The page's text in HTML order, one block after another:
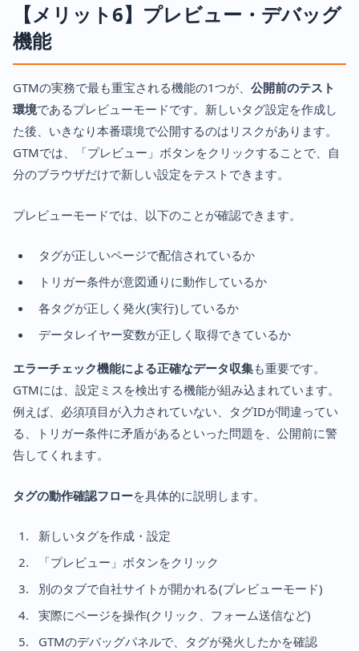
【メリット6】プレビュー・デバッグ
機能
GTMの実務で最も重宝される機能の1つが、 公開前のテスト
環境であるプレビューモードです。新しいタグ設定を作成し
た後、いきなり本番環境で公開するのはリスクがあります。
GTMでは、「プレビュー」ボタンをクリックすることで、自
分のブラウザだけで新しい設定をテストできます。
プレビューモードでは、以下のことが確認できます。
タグが正しいページで配信されているか
トリガー条件が意図通りに動作しているか
各タグが正しく発火(実行)しているか
データレイヤー変数が正しく取得できているか
エラーチェック機能による正確なデータ収集も重要です。
GTMには、設定ミスを検出する機能が組み込まれています。
例えば、必須項目が入力されていない、タグIDが間違ってい
る、トリガー条件に矛盾があるといった問題を、公開前に警
告してくれます。
タグの動作確認フローを具体的に説明します。
新しいタグを作成・設定
「プレビュー」ボタンをクリック
別のタブで自社サイトが開かれる(プレビューモード)
実際にページを操作(クリック、フォーム送信など)
GTMのデバッグパネルで、タグが発火したかを確認